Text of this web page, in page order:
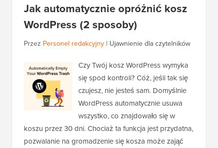
Jak automatycznie opróżnić kosz
WordPress (2 sposoby)
Przez Personel redakcyjny | Ujawnienie dla czytelników
Czy Twój kosz WordPress wymyka
się spod kontroli? Cóż, jeśli tak się
czujesz, nie jesteś sam. Domyślnie
WordPress automatycznie usuwa
wszystko, co znajdowało się w
koszu przez 30 dni. Chociaż ta funkcja jest przydatna,
pozwalanie na gromadzenie się kosza może zająć